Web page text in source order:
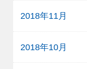
2018年11月
2018年10月